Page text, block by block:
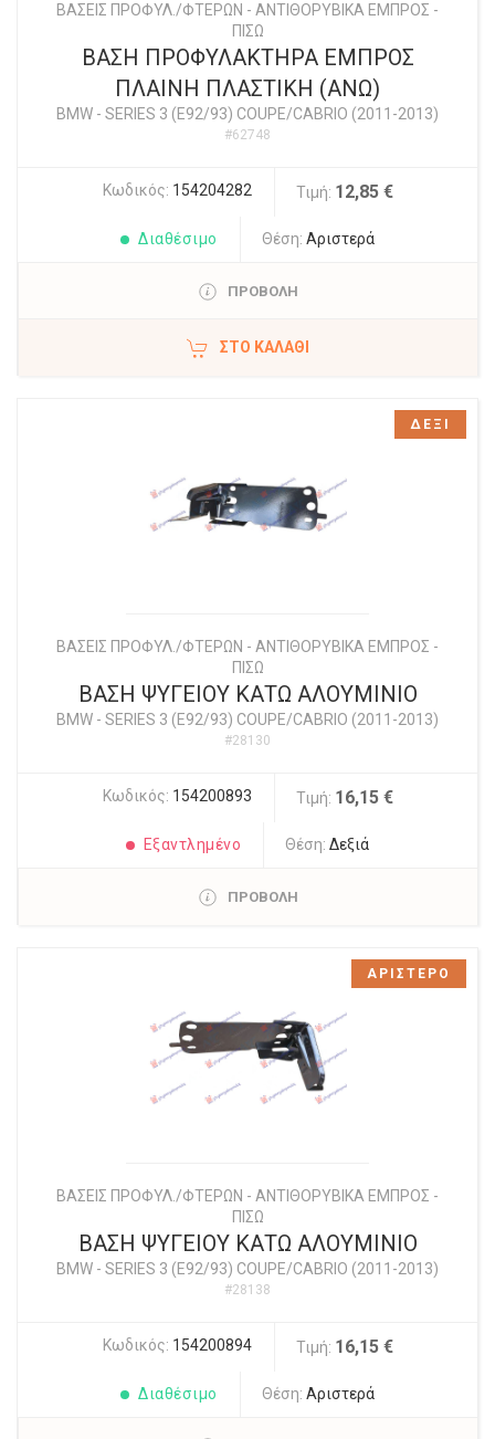
ΒΑΣΕΙΣ ΠΡΟΦΥΛ./ΦΤΕΡΩΝ - ΑΝΤΙΘΟΡΥΒΙΚΑ ΕΜΠΡΟΣ -
ΠΙΣΩ
ΒΑΣΗ ΠΡΟΦΥΛΑΚΤΗΡΑ ΕΜΠΡΟΣ
ΠΛΑΙΝΗ ΠΛΑΣΤΙΚΗ (ΑΝΩ)
BMW - SERIES 3 (E92/93) COUPE/CABRIO (2011-2013)
#62748
Κωδικός: 154204282 Τιμή: 12,85 €
Διαθέσιμο Θέση: Αριστερά
ΠΡΟΒΟΛΗ
ΣΤΟ ΚΑΛΆΘΙ
ΒΑΣΕΙΣ ΠΡΟΦΥΛ./ΦΤΕΡΩΝ - ΑΝΤΙΘΟΡΥΒΙΚΑ ΕΜΠΡΟΣ -
ΠΙΣΩ
ΒΑΣΗ ΨΥΓΕΙΟΥ ΚΑΤΩ ΑΛΟΥΜΙΝΙΟ
BMW - SERIES 3 (E92/93) COUPE/CABRIO (2011-2013)
#28130
Κωδικός: 154200893 Τιμή: 16,15 €
Εξαντλημένο Θέση:Δεξιά
ΠΡΟΒΟΛΗ
ΔΕΞΙ
ΒΑΣΕΙΣ ΠΡΟΦΥΛ./ΦΤΕΡΩΝ - ΑΝΤΙΘΟΡΥΒΙΚΑ ΕΜΠΡΟΣ -
ΠΙΣΩ
ΒΑΣΗ ΨΥΓΕΙΟΥ ΚΑΤΩ ΑΛΟΥΜΙΝΙΟ
BMW - SERIES 3 (E92/93) COUPE/CABRIO (2011-2013)
#28138
Κωδικός: 154200894 Τιμή: 16,15 €
Διαθέσιμο Θέση: Αριστερά
ΑΡΙΣΤΕΡΟ